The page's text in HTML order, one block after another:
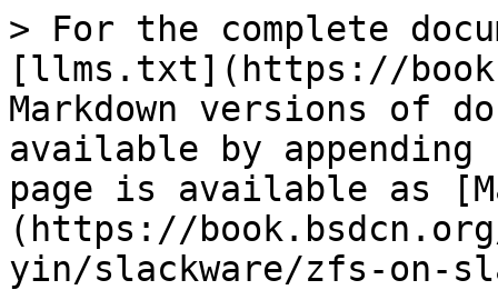
> For the complete
[llms.txt](https://
Markdown versions of
available by
page is available as
(https://
yin/slackware/zfs-on-